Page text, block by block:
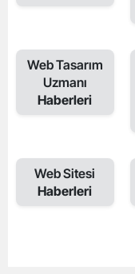
Web Tasarım
Uzmanı
Haberleri
Web Sitesi
Haberleri